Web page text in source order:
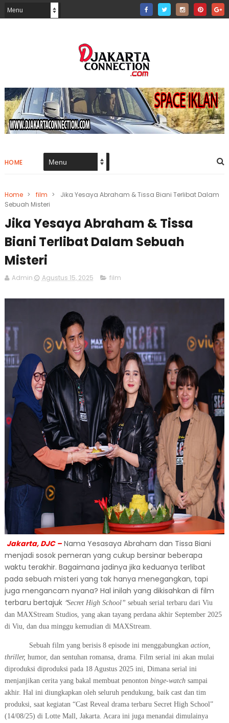
HOME
Home > film >
Jika Yesaya Abraham & Tissa Biani Terlibat Dalam
Sebuah Misteri
Jika Yesaya Abraham & Tissa
Biani Terlibat Dalam Sebuah
Misteri
Admin Agustus 15, 2025 film
Jakarta, DJC – Nama Yesasaya Abraham dan Tissa Biani
menjadi sosok pemeran yang cukup bersinar beberapa
waktu terakhir. Bagaimana jadinya jika keduanya terlibat
pada sebuah misteri yang tak hanya menegangkan, tapi
juga mengancam nyana? Hal inilah yang dikisahkan di film
terbaru bertajuk “Secret High School” sebuah serial terbaru dari Viu
dan MAXStream Studios, yang akan tayang perdana akhir September 2025
di Viu, dan dua minggu kemudian di MAXStream.
Sebuah film yang berisis 8 episode ini menggabungkan action,
thriller, humor, dan sentuhan romansa, drama. Film serial ini akan mulai
diproduksi diproduksi pada 18 Agustus 2025 ini, Dimana serial ini
menjanjikan cerita yang bakal membuat penonton binge-watchsampai
akhir. Hal ini diungkapkan oleh seluruh pendukung, baik cast dan tim
produksi, saat kegiatan “Cast Reveal drama terbaru Secret High School”
(14/08/25) di Lotte Mall, Jakarta. Acara ini juga menandai dimulainya